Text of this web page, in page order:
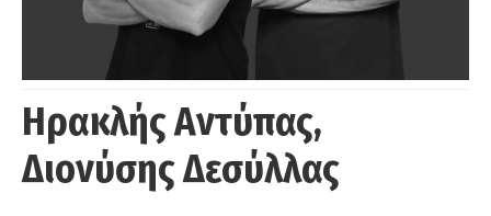
Ηρακλής Αντύπας,
Διονύσης Δεσύλλας